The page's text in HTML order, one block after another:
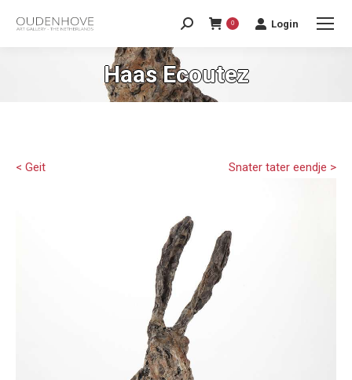
0 Login
Haas Ecoutez
Snater tater eendje >
< Geit